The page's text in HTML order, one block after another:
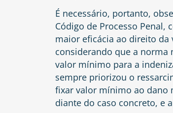
É necessário, portanto,
Código de Processo Penal,
maior eficácia ao direito
considerando que a
valor mínimo para a
sempre priorizou o
fixar valor mínimo ao dano
diante do caso concreto, e